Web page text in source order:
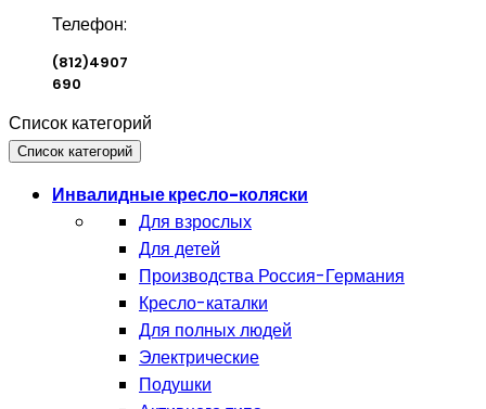
Телефон:
(812)4907
690
Список категорий
Список категорий
Инвалидные кресло-коляски
Для взрослых
Для детей
Производства Россия-Германия
Кресло-каталки
Для полных людей
Электрические
Подушки